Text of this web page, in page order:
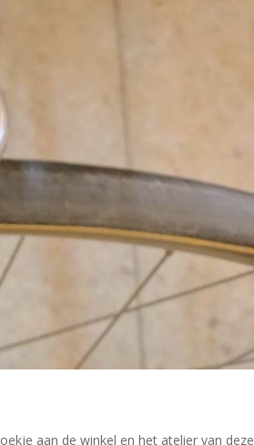
aan de winkel en het atelier van deze